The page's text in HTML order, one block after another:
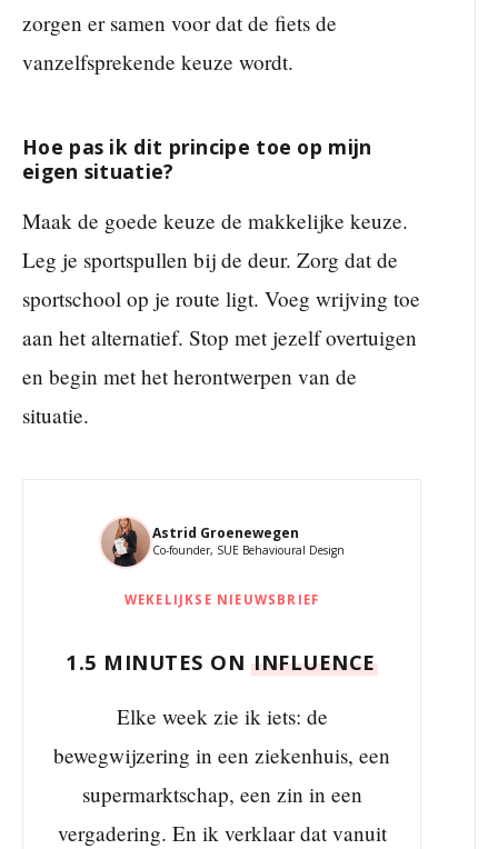
zorgen er samen voor dat de fiets de
vanzelfsprekende keuze wordt.
Hoe pas ik dit principe toe op mijn
eigen situatie?
Maak de goede keuze de makkelijke keuze.
Leg je sportspullen bij de deur. Zorg dat de
sportschool op je route ligt. Voeg wrijving toe
aan het alternatief. Stop met jezelf overtuigen
en begin met het herontwerpen van de
situatie.
Astrid Groenewegen
Co-founder, SUE Behavioural Design
WEKELIJKSE NIEUWSBRIEF
1.5 MINUTES ON INFLUENCE
Elke week zie ik iets: de
bewegwijzering in een ziekenhuis, een
supermarktschap, een zin in een
vergadering. En ik verklaar dat vanuit